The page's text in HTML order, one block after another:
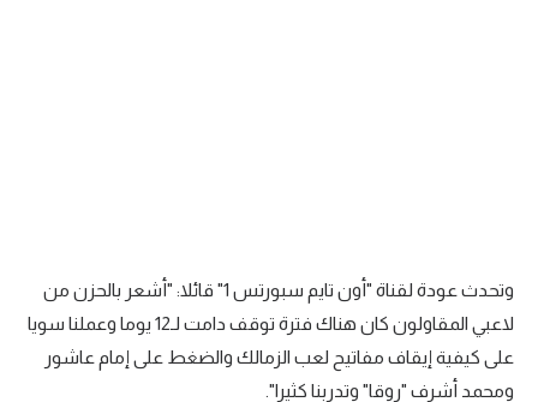
سعودي في الجول
الدوري الإنجليزي
الدوري الإسباني
وتحدث عودة لقناة "أون تايم سبورتس 1" قائلا: "أشعر بالحزن من
لاعبي المقاولون كان هناك فترة توقف دامت لـ12 يوما وعملنا سويا
على كيفية إيقاف مفاتيح لعب الزمالك والضغط على إمام عاشور
ومحمد أشرف "روقا" وتدربنا كثيرا".